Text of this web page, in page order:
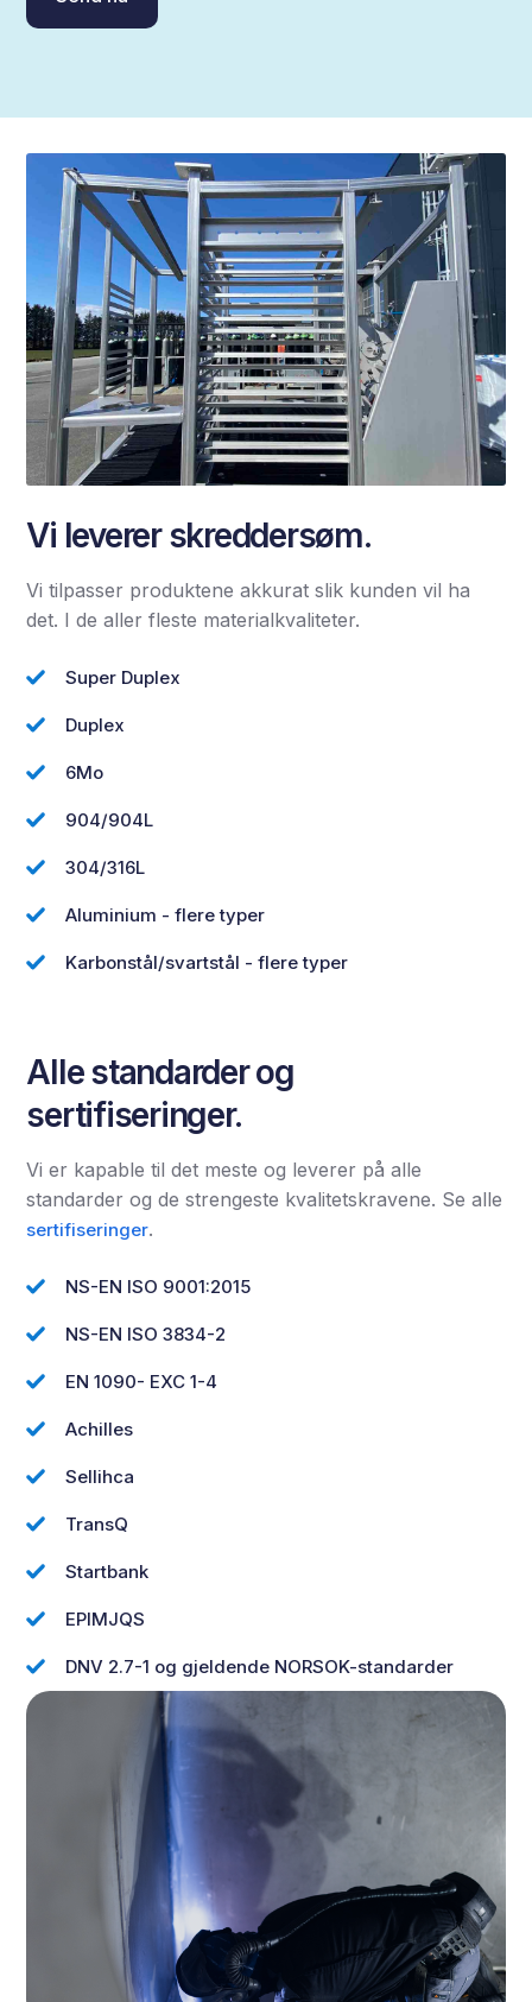
Vi leverer skreddersøm.
Vi tilpasser produktene akkurat slik kunden vil ha
det. I de aller fleste materialkvaliteter.
Super Duplex
Duplex
6Mo
904/904L
304/316L
Aluminium - flere typer
Karbonstål/svartstål - flere typer
Alle standarder og
sertifiseringer.
Vi er kapable til det meste og leverer på alle
standarder og de strengeste kvalitetskravene. Se alle
sertifiseringer.
NS-EN ISO 9001:2015
NS-EN ISO 3834-2
EN 1090- EXC 1-4
Achilles
Sellihca
TransQ
Startbank
EPIMJQS
DNV 2.7-1 og gjeldende NORSOK-standarder